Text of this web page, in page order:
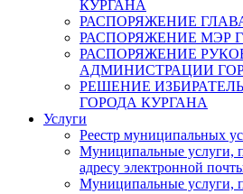
КУРГАНА
РАСПОРЯЖЕНИЕ
РАСПОРЯЖЕНИЕ МЭР
РАСПОРЯЖЕНИЕ
АДМИНИСТРАЦИИ
РЕШЕНИЕ
ГОРОДА КУРГАНА
Услуги
Реестр муниципальных
Муниципальные услуги,
адресу электронной
Муниципальные услуги,